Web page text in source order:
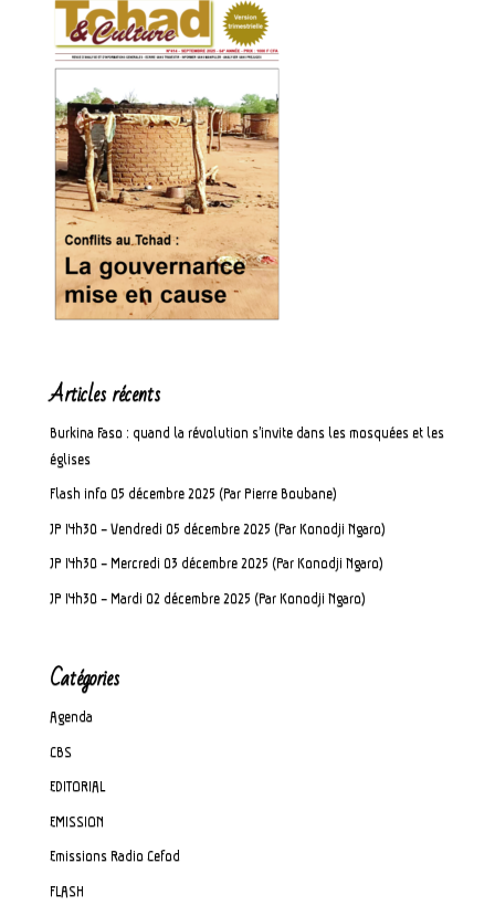
Articles récents
Burkina Faso : quand la révolution s’invite dans les mosquées et les
églises
Flash info 05 décembre 2025 (Par Pierre Boubane)
JP 14h30 – Vendredi 05 décembre 2025 (Par Konodji Ngaro)
JP 14h30 – Mercredi 03 décembre 2025 (Par Konodji Ngaro)
JP 14h30 – Mardi 02 décembre 2025 (Par Konodji Ngaro)
Catégories
Agenda
CBS
EDITORIAL
EMISSION
Emissions Radio Cefod
FLASH